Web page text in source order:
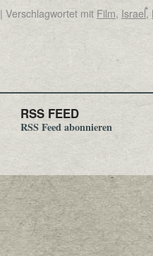
| Verschlagwortet mit Film, Israel,
RSS FEED
RSS Feed abonnieren